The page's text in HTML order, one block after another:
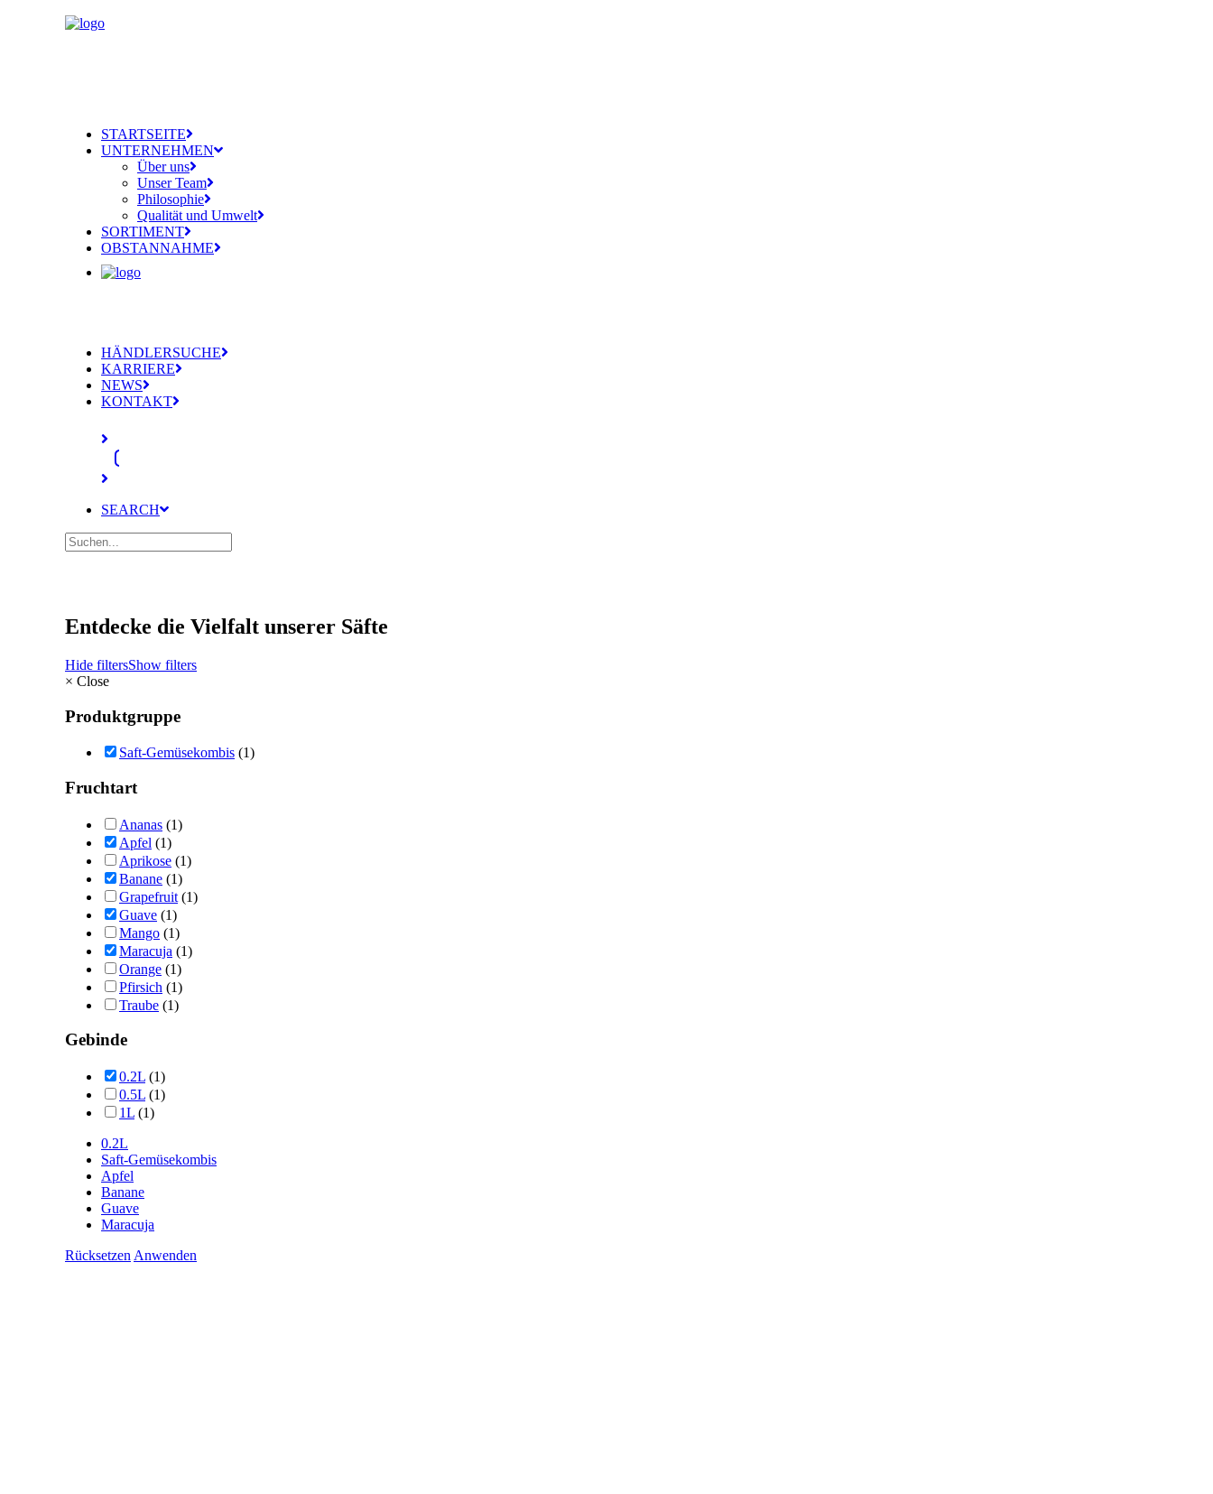
STARTSEITE
UNTERNEHMEN
Über uns
Unser Team
Philosophie
Qualität und Umwelt
SORTIMENT
OBSTANNAHME
HÄNDLERSUCHE
KARRIERE
NEWS
KONTAKT
SEARCH
Entdecke die Vielfalt unserer Säfte
Hide filtersShow filters
× Close
Produktgruppe
Saft-Gemüsekombis (1)
Fruchtart
Ananas (1)
Apfel (1)
Aprikose (1)
Banane (1)
Grapefruit (1)
Guave (1)
Mango (1)
Maracuja (1)
Orange (1)
Pfirsich (1)
Traube (1)
Gebinde
0.2L (1)
0.5L (1)
1L (1)
0.2L
Saft-Gemüsekombis
Apfel
Banane
Guave
Maracuja
Rücksetzen Anwenden